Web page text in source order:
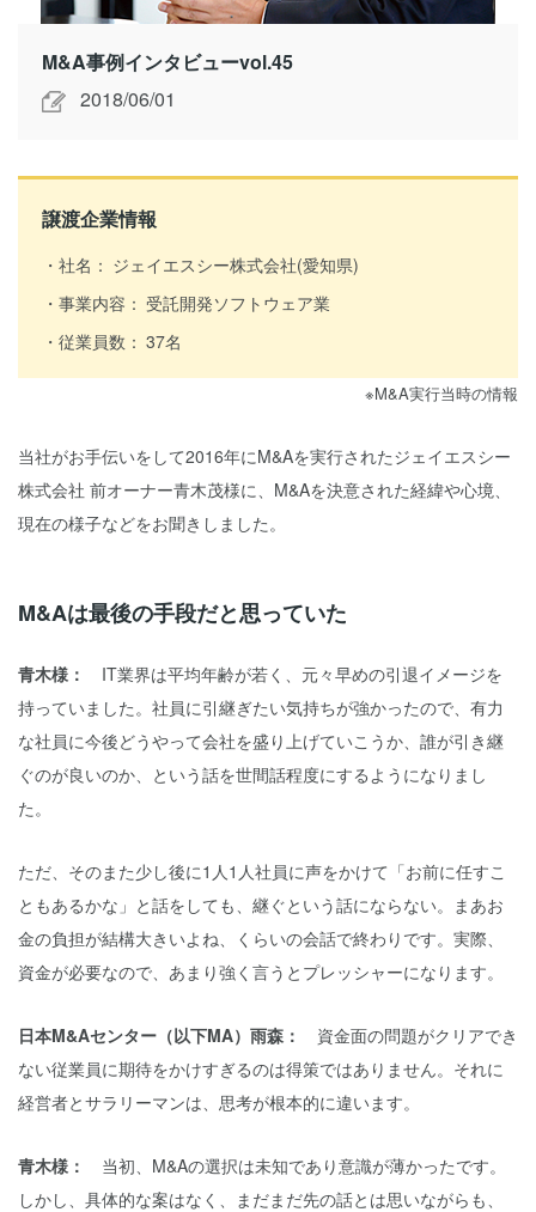
M&A事例インタビューvol.45
2018/06/01
譲渡企業情報
社名： ジェイエスシー株式会社(愛知県)
事業内容： 受託開発ソフトウェア業
従業員数： 37名
※M&A実行当時の情報
当社がお手伝いをして2016年にM&Aを実行されたジェイエスシー
株式会社 前オーナー青木茂様に、M&Aを決意された経緯や心境、
現在の様子などをお聞きしました。
M&Aは最後の手段だと思っていた
青木様：
IT業界は平均年齢が若く、元々早めの引退イメージを
持っていました。社員に引継ぎたい気持ちが強かったので、有力
な社員に今後どうやって会社を盛り上げていこうか、誰が引き継
ぐのが良いのか、という話を世間話程度にするようになりまし
た。
ただ、そのまた少し後に1人1人社員に声をかけて「お前に任すこ
ともあるかな」と話をしても、継ぐという話にならない。まあお
金の負担が結構大きいよね、くらいの会話で終わりです。実際、
資金が必要なので、あまり強く言うとプレッシャーになります。
日本M&Aセンター（以下MA）雨森：
資金面の問題がクリアでき
ない従業員に期待をかけすぎるのは得策ではありません。それに
経営者とサラリーマンは、思考が根本的に違います。
青木様：
当初、M&Aの選択は未知であり意識が薄かったです。
しかし、具体的な案はなく、まだまだ先の話とは思いながらも、